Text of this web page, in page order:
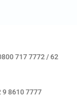
717 7772 / 62
8610 7777